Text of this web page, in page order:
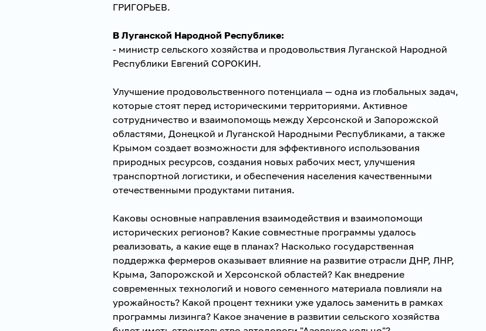
ГРИГОРЬЕВ.
В Луганской Народной Республике:
- министр сельского хозяйства и продовольствия Луганской Народной
Республики Евгений СОРОКИН.
Улучшение продовольственного потенциала — одна из глобальных задач,
которые стоят перед историческими территориями. Активное
сотрудничество и взаимопомощь между Херсонской и Запорожской
областями, Донецкой и Луганской Народными Республиками, а также
Крымом создает возможности для эффективного использования
природных ресурсов, создания новых рабочих мест, улучшения
транспортной логистики, и обеспечения населения качественными
отечественными продуктами питания.
Каковы основные направления взаимодействия и взаимопомощи
исторических регионов? Какие совместные программы удалось
реализовать, а какие еще в планах? Насколько государственная
поддержка фермеров оказывает влияние на развитие отрасли ДНР, ЛНР,
Крыма, Запорожской и Херсонской областей? Как внедрение
современных технологий и нового семенного материала повлияли на
урожайность? Какой процент техники уже удалось заменить в рамках
программы лизинга? Какое значение в развитии сельского хозяйства